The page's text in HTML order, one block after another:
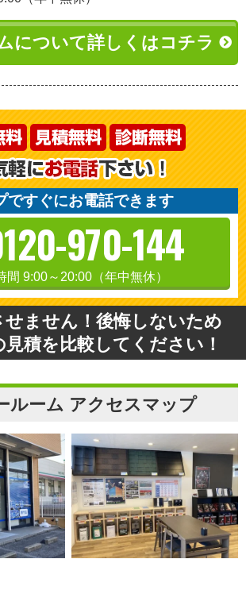
について詳しくはコチラ
ですぐにお電話できます
970-144
間 9:00～20:00（年中無休）
せません！後悔しないため
積を比較してください！
ルーム アクセスマップ